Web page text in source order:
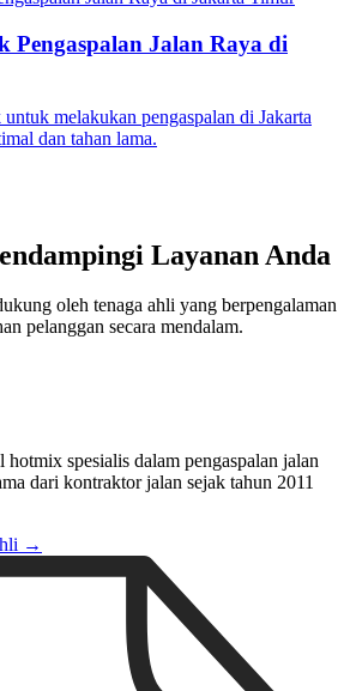
Pengaspalan Jalan Raya di
melakukan pengaspalan di Jakarta
dan tahan lama.
Layanan Anda
oleh tenaga ahli yang berpengalaman
pelanggan secara mendalam.
hotmix spesialis dalam pengaspalan jalan
dari kontraktor jalan sejak tahun 2011
→